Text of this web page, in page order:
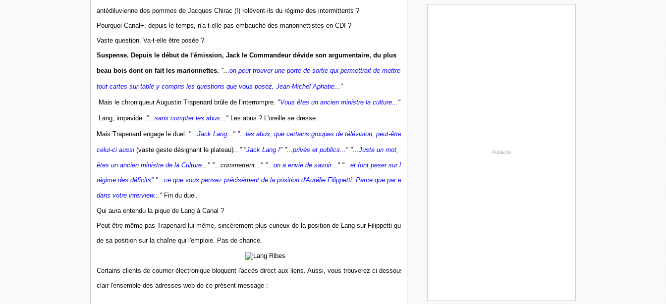
antédiluvienne des pommes de Jacques Chirac (!) relèvent-ils du régime des intermittents ?
Pourquoi Canal+, depuis le temps, n'a-t-elle pas embauché des marionnettistes en CDI ?
Vaste question. Va-t-elle être posée ?
Suspense. Depuis le début de l'émission, Jack le Commandeur dévide son argumentaire, du plus
beau bois dont on fait les marionnettes. "...on peut trouver une porte de sortie qui permettrait de mettre
tout cartes sur table y compris les questions que vous posez, Jean-Michel Aphatie... "
Mais le chroniqueur Augustin Trapenard brûle de l'interrompre. "Vous êtes un ancien ministre la culture... "
Lang, impavide :"...sans compter les abus..." Les abus ? L'oreille se dresse.
Mais Trapenard engage le duel. "...Jack Lang... " "...les abus, que certains groupes de télévision, peut-être
celui-ci aussi (vaste geste désignant le plateau)..." "Jack Lang !" "...privés et publics... " "...Juste un mot, vous
êtes un ancien ministre de la Culture..." "...commettent..." "...on a envie de savoir... " "...et font peser sur le
régime des déficits" "...ce que vous pensez précisément de la position d'Aurélie Filippetti. Parce que par exemple,
dans votre interview..." Fin du duel.
Qui aura entendu la pique de Lang à Canal ?
Peut-être même pas Trapenard lui-même, sincèrement plus curieux de la position de Lang sur Filippetti que
de sa position sur la chaîne qui l'emploie. Pas de chance.
Certains clients de courrier électronique bloquent l'accès direct aux liens. Aussi, vous trouverez ci dessous et en
clair l'ensemble des adresses web de ce présent message :
Publicité